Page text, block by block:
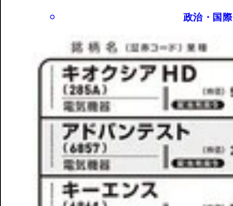
政治・国際